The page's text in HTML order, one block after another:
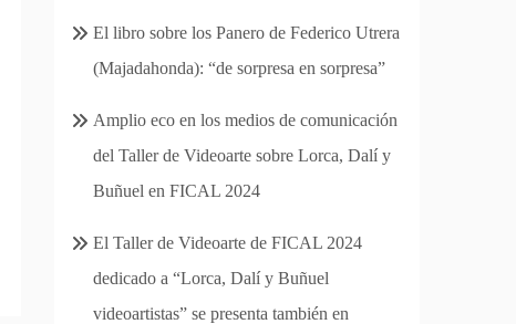
El libro sobre los Panero de Federico Utrera
(Majadahonda): “de sorpresa en sorpresa”
Amplio eco en los medios de comunicación
del Taller de Videoarte sobre Lorca, Dalí y
Buñuel en FICAL 2024
El Taller de Videoarte de FICAL 2024
dedicado a “Lorca, Dalí y Buñuel
videoartistas” se presenta también en